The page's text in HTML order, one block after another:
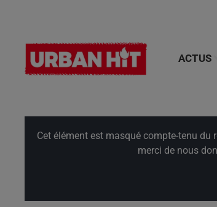
ACTUS
Cet élément est masqué compte-tenu
merci de nous